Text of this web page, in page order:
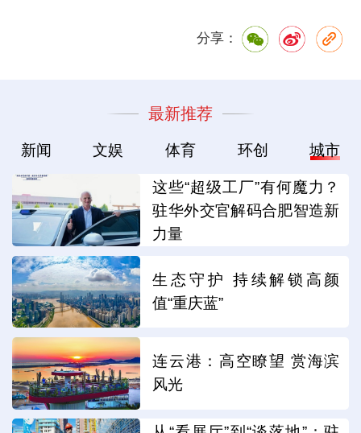
分享：
最新推荐
新闻 文娱 体育 环创 城市
这些“超级工厂”有何魔力？
驻华外交官解码合肥智造新
力量
生态守护 持续解锁高颜
值“重庆蓝”
连云港：高空瞭望 赏海滨
风光